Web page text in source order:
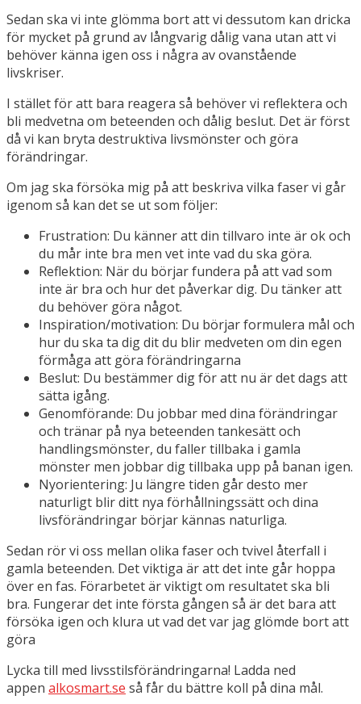
Sedan ska vi inte glömma bort att vi dessutom kan dricka
för mycket på grund av långvarig dålig vana utan att vi
behöver känna igen oss i några av ovanstående
livskriser.
I stället för att bara reagera så behöver vi reflektera och
bli medvetna om beteenden och dålig beslut. Det är först
då vi kan bryta destruktiva livsmönster och göra
förändringar.
Om jag ska försöka mig på att beskriva vilka faser vi går
igenom så kan det se ut som följer:
Frustration: Du känner att din tillvaro inte är ok och
du mår inte bra men vet inte vad du ska göra.
Reflektion: När du börjar fundera på att vad som
inte är bra och hur det påverkar dig. Du tänker att
du behöver göra något.
Inspiration/motivation: Du börjar formulera mål och
hur du ska ta dig dit du blir medveten om din egen
förmåga att göra förändringarna
Beslut: Du bestämmer dig för att nu är det dags att
sätta igång.
Genomförande: Du jobbar med dina förändringar
och tränar på nya beteenden tankesätt och
handlingsmönster, du faller tillbaka i gamla
mönster men jobbar dig tillbaka upp på banan igen.
Nyorientering: Ju längre tiden går desto mer
naturligt blir ditt nya förhållningssätt och dina
livsförändringar börjar kännas naturliga.
Sedan rör vi oss mellan olika faser och tvivel återfall i
gamla beteenden. Det viktiga är att det inte går hoppa
över en fas. Förarbetet är viktigt om resultatet ska bli
bra. Fungerar det inte första gången så är det bara att
försöka igen och klura ut vad det var jag glömde bort att
göra
Lycka till med livsstilsförändringarna! Ladda ned
appen alkosmart.se så får du bättre koll på dina mål.